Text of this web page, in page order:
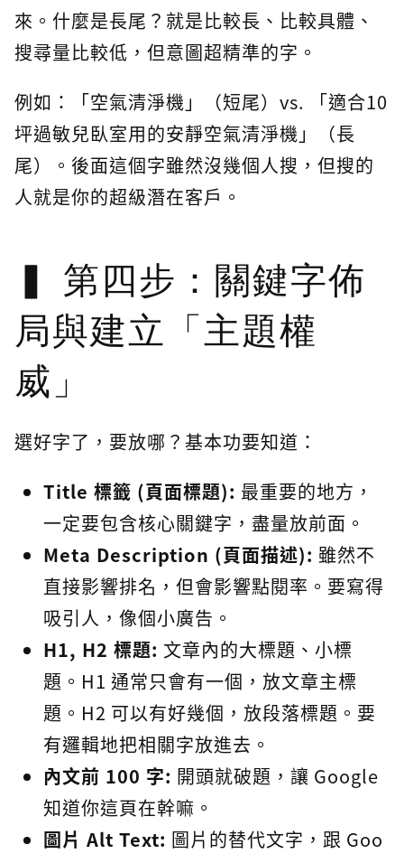
來。什麼是長尾？就是比較長、比較具體、
搜尋量比較低，但意圖超精準的字。
例如：「空氣清淨機」（短尾）vs. 「適合10
坪過敏兒臥室用的安靜空氣清淨機」（長
尾）。後面這個字雖然沒幾個人搜，但搜的
人就是你的超級潛在客戶。
第四步：關鍵字佈
局與建立「主題權
威」
選好字了，要放哪？基本功要知道：
Title 標籤 (頁面標題): 最重要的地方，
一定要包含核心關鍵字，盡量放前面。
Meta Description (頁面描述): 雖然不
直接影響排名，但會影響點閱率。要寫得
吸引人，像個小廣告。
H1, H2 標題: 文章內的大標題、小標
題。H1 通常只會有一個，放文章主標
題。H2 可以有好幾個，放段落標題。要
有邏輯地把相關字放進去。
內文前 100 字: 開頭就破題，讓 Google
知道你這頁在幹嘛。
圖片 Alt Text: 圖片的替代文字，跟 Goo